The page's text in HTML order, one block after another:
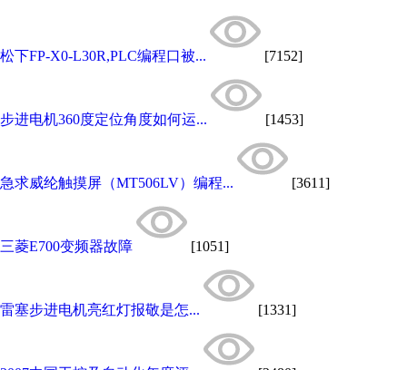
松下FP-X0-L30R,PLC编程口被... [7152]
步进电机360度定位角度如何运... [1453]
急求威纶触摸屏（MT506LV）编程... [3611]
三菱E700变频器故障 [1051]
雷塞步进电机亮红灯报敬是怎... [1331]